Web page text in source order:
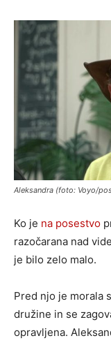
Aleksandra (foto: Voyo/
Ko je na posestvo
razočarana nad
je bilo zelo malo.
Pred njo je morala
družine in se
opravljena.